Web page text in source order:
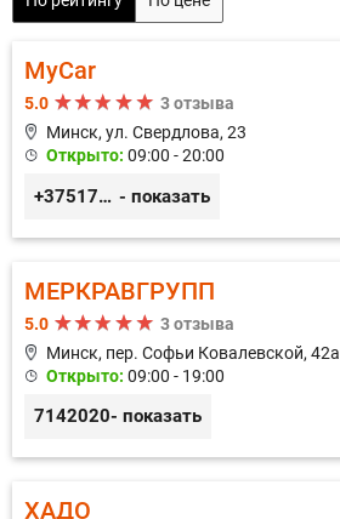
MyCar
5.0
3 отзыва
Минск, ул. Свердлова, 23
Открыто: 09:00 - 20:00
+375173212443 - показать
МЕРКРАВГРУПП
5.0
3 отзыва
Минск, пер. Софьи Ковалевской, 42а
Открыто: 09:00 - 19:00
7142020- показать
ХАДО